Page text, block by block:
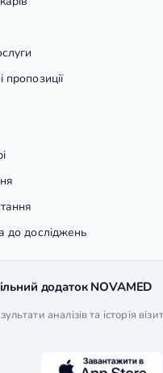
пропозиції
до досліджень
додаток NOVAMED
аналізів та історія